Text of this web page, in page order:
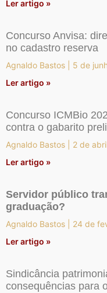
Ler artigo »
Concurso Anvisa:
no cadastro reserva
Agnaldo Bastos
5 de
Ler artigo »
Concurso ICMBio
contra o gabarito
Agnaldo Bastos
2 de
Ler artigo »
Servidor público
graduação?
Agnaldo Bastos
24 de
Ler artigo »
Sindicância
consequências para